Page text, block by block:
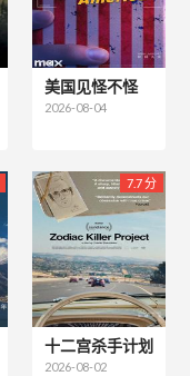
美国见怪不怪
2026-08-04
7.7 分
十二宫杀手计划
2026-08-02